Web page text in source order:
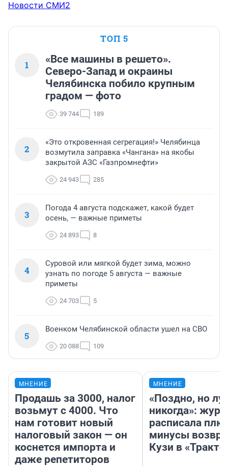
Новости СМИ2
ТОП 5
1
«Все машины в решето».
Северо-Запад и окраины
Челябинска побило крупным
градом — фото
39 744 189
2
«Это откровенная сегрегация!» Челябинца
возмутила заправка «Чангана» на якобы
закрытой АЗС «Газпромнефти»
24 943 285
3
Погода 4 августа подскажет, какой будет
осень, — важные приметы
24 893 8
4
Суровой или мягкой будет зима, можно
узнать по погоде 5 августа — важные
приметы
24 703 5
5
Военком Челябинской области ушел на СВО
20 088 109
МНЕНИЕ
Продашь за 3000, налог
возьмут с 4000. Что
нам готовит новый
налоговый закон — он
коснется импорта и
даже репетиторов
МНЕНИЕ
«Поздно, но
никогда»:
расписала
минусы
Кузи в